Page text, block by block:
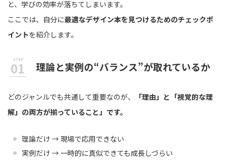
と、学びの効率が落ちてしまいます。
ここでは、自分に最適なデザイン本を見つけるためのチェックポ
イントを紹介します。
理論と実例の“バランス”が取れているか
どのジャンルでも共通して重要なのが、
「理由」と「視覚的な理
解」の両方が揃っていること」です。
理論だけ → 現場で応用できない
実例だけ → 一時的に真似できても成長しづらい